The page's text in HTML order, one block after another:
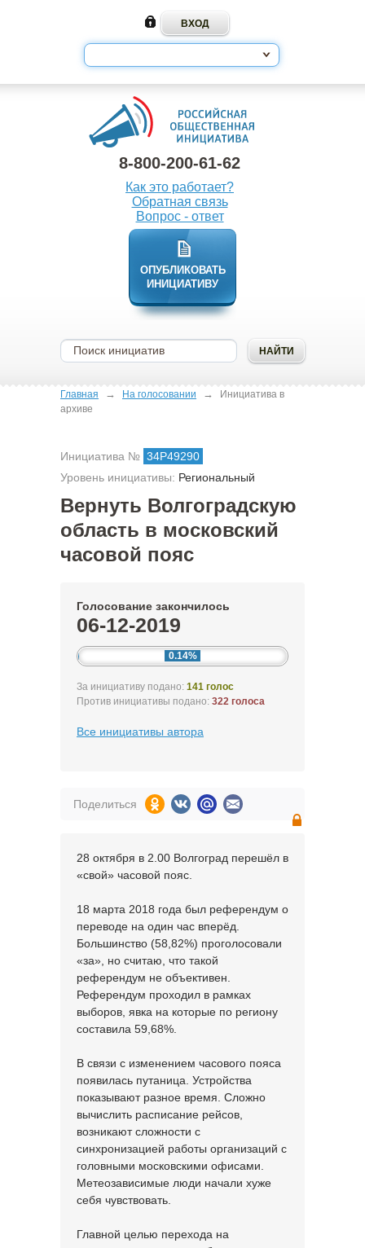
8-800-200-61-62
Как это работает?
Обратная связь
Вопрос - ответ
ОПУБЛИКОВАТЬ
ИНИЦИАТИВУ
Главная → На голосовании →
Инициатива в
архиве
Инициатива № 34Р49290
Уровень инициативы: Региональный
Вернуть Волгоградскую
область в московский
часовой пояс
Голосование закончилось
06-12-2019
0.14%
За инициативу подано: 141 голос
Против инициативы подано: 322 голоса
Все инициативы автора
Поделиться
28 октября в 2.00 Волгоград перешёл в
«свой» часовой пояс.
18 марта 2018 года был референдум о
переводе на один час вперёд.
Большинство (58,82%) проголосовали
«за», но считаю, что такой
референдум не объективен.
Референдум проходил в рамках
выборов, явка на которые по региону
составила 59,68%.
В связи с изменением часового пояса
появилась путаница. Устройства
показывают разное время. Сложно
вычислить расписание рейсов,
возникают сложности с
синхронизацией работы организаций с
головными московскими офисами.
Метеозависимые люди начали хуже
себя чувствовать.
Главной целью перехода на